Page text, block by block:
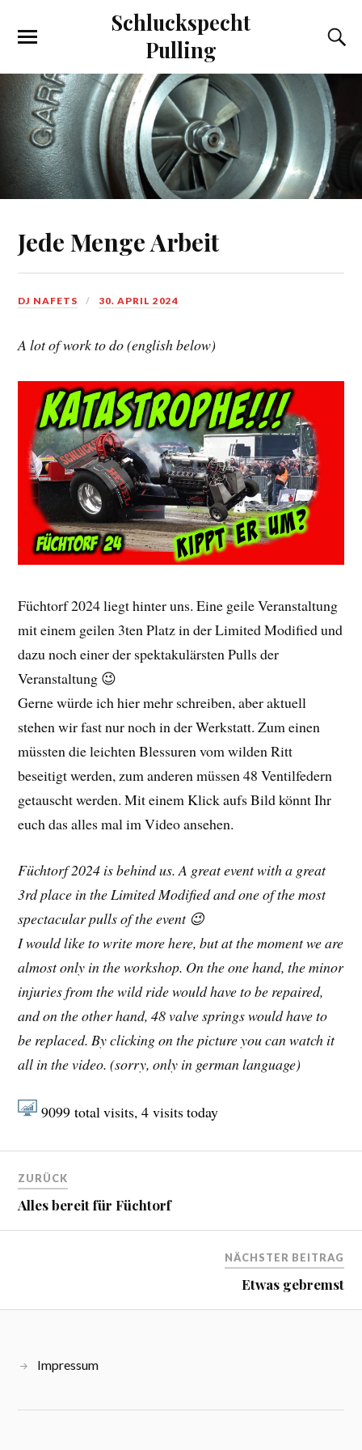
Schluckspecht
Pulling
Jede Menge Arbeit
DJ NAFETS 30. APRIL 2024
A lot of work to do (english below)
Füchtorf 2024 liegt hinter uns. Eine geile Veranstaltung
mit einem geilen 3ten Platz in der Limited Modified und
dazu noch einer der spektakulärsten Pulls der
Veranstaltung 😉
Gerne würde ich hier mehr schreiben, aber aktuell
stehen wir fast nur noch in der Werkstatt. Zum einen
müssten die leichten Blessuren vom wilden Ritt
beseitigt werden, zum anderen müssen 48 Ventilfedern
getauscht werden. Mit einem Klick aufs Bild könnt Ihr
euch das alles mal im Video ansehen.
Füchtorf 2024 is behind us. A great event with a great
3rd place in the Limited Modified and one of the most
spectacular pulls of the event 😉
I would like to write more here, but at the moment we are
almost only in the workshop. On the one hand, the minor
injuries from the wild ride would have to be repaired,
and on the other hand, 48 valve springs would have to
be replaced. By clicking on the picture you can watch it
all in the video. (sorry, only in german language)
9099 total visits, 4 visits today
ZURÜCK
Alles bereit für Füchtorf
NÄCHSTER BEITRAG
Etwas gebremst
Impressum